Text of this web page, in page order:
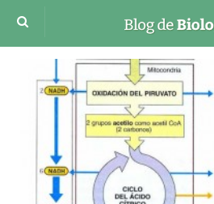
Cuerpo humano
Sistema Circulatorio
Sistema respiratorio
Sistema Nervioso
Sistema Renal